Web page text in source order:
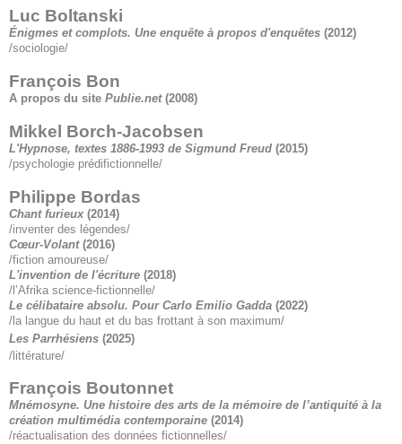
Luc Boltanski
Énigmes et complots. Une enquête à propos d'enquêtes (2012)
/sociologie/
François Bon
A propos du site Publie.net (2008)
Mikkel Borch-Jacobsen
L'Hypnose, textes 1886-1993 de Sigmund Freud (2015)
/psychologie prédifictionnelle/
Philippe Bordas
Chant furieux (2014)
/inventer des légendes/
Cœur-Volant (2016)
/fiction amoureuse/
L'invention de l'écriture (2018)
/l’Afrika science-fictionnelle/
Le célibataire absolu. Pour Carlo Emilio Gadda (2022)
/la langue du haut et du bas frottant à son maximum/
Les Parrhésiens (2025)
/littérature/
François Boutonnet
Mnémosyne. Une histoire des arts de la mémoire de l’antiquité à la
création multimédia contemporaine (2014)
/réactualisation des données fictionnelles/